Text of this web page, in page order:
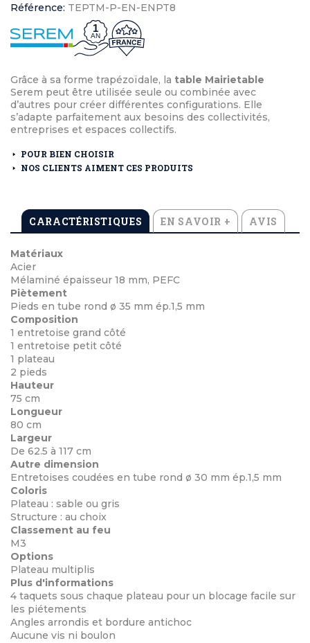
Référence: TEPTM-P-EN-ENPT8
1
AN
Grâce à sa forme trapézoïdale, la table Mairietable
Serem peut être utilisée seule ou combinée avec
d’autres pour créer différentes configurations. Elle
s’adapte parfaitement aux besoins des collectivités,
entreprises et espaces collectifs.
POUR BIEN CHOISIR
NOS CLIENTS AIMENT CES PRODUITS
CARACTÉRISTIQUES EN SAVOIR + AVIS
Matériaux
Acier
Mélaminé épaisseur 18 mm, PEFC
Piètement
Pieds en tube rond ø 35 mm ép.1,5 mm
Composition
1 entretoise grand côté
1 entretoise petit côté
1 plateau
2 pieds
Hauteur
75 cm
Longueur
80 cm
Largeur
De 62.5 à 117 cm
Autre dimension
Entretoises coudées en tube rond ø 30 mm ép.1,5 mm
Coloris
Plateau : sable ou gris
Structure : au choix
Classement au feu
M3
Options
Plateau multiplis
Plus d'informations
4 taquets sous chaque plateau pour un blocage facile sur
les piétements
Angles arrondis et bordure antichoc
Aucune vis ni boulon